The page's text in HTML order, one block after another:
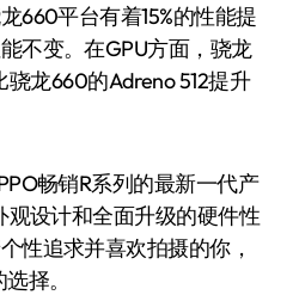
660平台有着15%的性能提
不变。在GPU方面，骁龙
骁龙660的Adreno 512提升
畅销R系列的最新一代产
观设计和全面升级的硬件性
性追求并喜欢拍摄的你，
择。